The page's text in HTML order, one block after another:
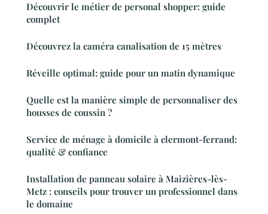
Découvrir le métier de personal shopper: guide
complet
Découvrez la caméra canalisation de 15 mètres
Réveille optimal: guide pour un matin dynamique
Quelle est la manière simple de personnaliser des
housses de coussin ?
Service de ménage à domicile à clermont-ferrand:
qualité & confiance
Installation de panneau solaire à Maizières-lès-
Metz : conseils pour trouver un professionnel dans
le domaine